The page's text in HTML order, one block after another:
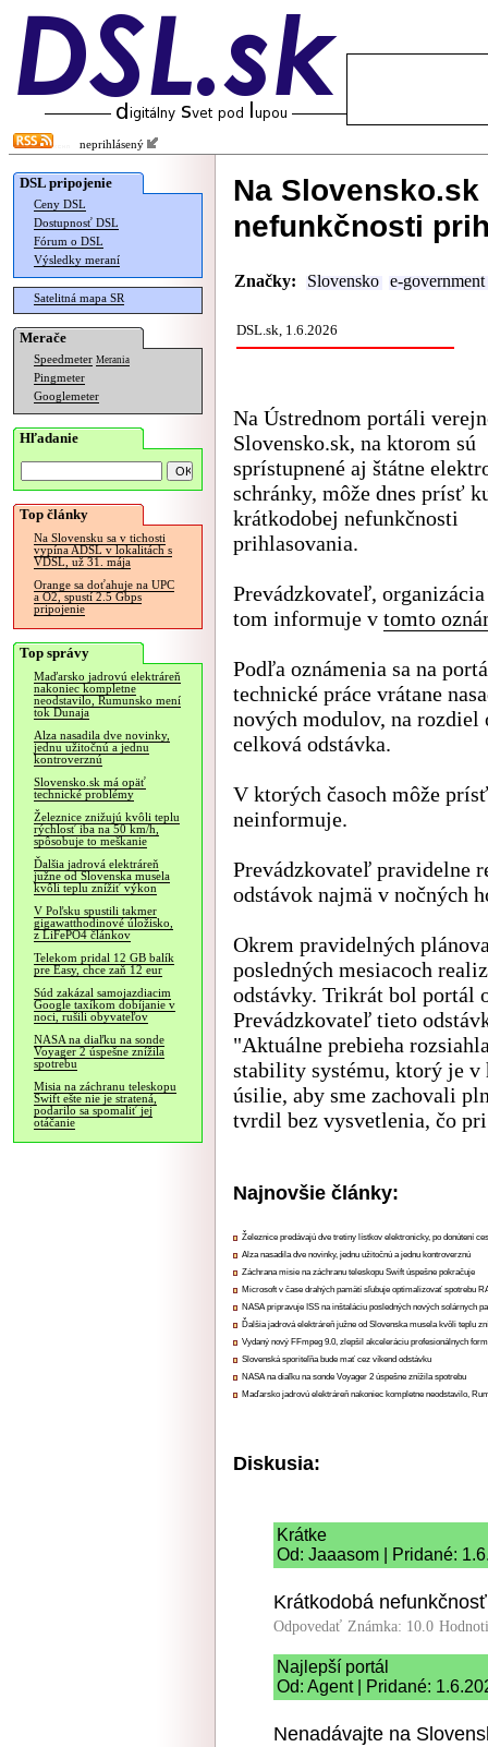
neprihlásený
DSL pripojenie
Ceny DSL
Dostupnosť DSL
Fórum o DSL
Výsledky meraní
Satelitná mapa SR
Merače
Speedmeter Merania
Pingmeter
Googlemeter
Hľadanie
Top články
Na Slovensku sa v tichosti
vypína ADSL v lokalitách s
VDSL, už 31. mája
Orange sa doťahuje na UPC
a O2, spustí 2.5 Gbps
pripojenie
Top správy
Maďarsko jadrovú elektráreň
nakoniec kompletne
neodstavilo, Rumunsko mení
tok Dunaja
Alza nasadila dve novinky,
jednu užitočnú a jednu
kontroverznú
Slovensko.sk má opäť
technické problémy
Železnice znižujú kvôli teplu
rýchlosť iba na 50 km/h,
spôsobuje to meškanie
Ďalšia jadrová elektráreň
južne od Slovenska musela
kvôli teplu znížiť výkon
V Poľsku spustili takmer
gigawatthodinové úložisko,
z LiFePO4 článkov
Telekom pridal 12 GB balík
pre Easy, chce zaň 12 eur
Súd zakázal samojazdiacim
Google taxíkom dobíjanie v
noci, rušili obyvateľov
NASA na diaľku na sonde
Voyager 2 úspešne znížila
spotrebu
Misia na záchranu teleskopu
Swift ešte nie je stratená,
podarilo sa spomaliť jej
otáčanie
Na
nefunkčnosti
Značky: Slovensko e-government
DSL.sk, 1.6.2026
Na Ústrednom portáli
Slovensko.sk, na ktorom sú
sprístupnené aj štátne
schránky, môže dnes prísť
krátkodobej nefunkčnosti
prihlasovania.
Prevádzkovateľ,
tom informuje v tomto
Podľa oznámenia sa na
technické práce vrátane
nových modulov, na
celková odstávka.
V ktorých časoch môže
neinformuje.
Prevádzkovateľ pravidelne
odstávok najmä v nočných
Okrem pravidelných
posledných mesiacoch
odstávky. Trikrát bol portál
Prevádzkovateľ tieto
"Aktuálne prebieha
stability systému, ktorý je v
úsilie, aby sme zachovali
tvrdil bez vysvetlenia, čo
Najnovšie články:
Železnice predávajú dve tretiny lístkov elektronicky, po donútení
Alza nasadila dve novinky, jednu užitočnú a jednu kontroverznú
Záchrana misie na záchranu teleskopu Swift úspešne pokračuje
Microsoft v čase drahých pamätí sľubuje optimalizovať spotrebu
NASA pripravuje ISS na inštaláciu posledných nových solárnych
Ďalšia jadrová elektráreň južne od Slovenska musela kvôli teplu
Vydaný nový FFmpeg 9.0, zlepšil akceleráciu profesionálnych
Slovenská sporiteľňa bude mať cez víkend odstávku
NASA na diaľku na sonde Voyager 2 úspešne znížila spotrebu
Maďarsko jadrovú elektráreň nakoniec kompletne neodstavilo,
Diskusia:
Krátke
Od: Jaaasom | Pridané:
Krátkodobá
Odpovedať Známka: 10.0
Najlepší portál
Od: Agent | Pridané:
Nenadávajte na